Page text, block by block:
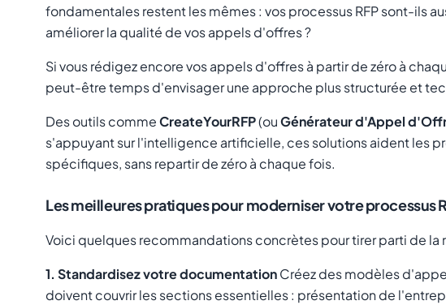
fondamentales restent les mêmes : vos processus RFP sont-ils
améliorer la qualité de vos appels d'offres ?
Si vous rédigez encore vos appels d'offres à partir de zéro à
peut-être temps d'envisager une approche plus structurée et
Des outils commeCreateYourRFP(ouGénérateur d'Appel
s'appuyant sur l'intelligence artificielle, ces solutions aident les
spécifiques, sans repartir de zéro à chaque fois.
Les meilleures pratiques pour moderniser votre processus
Voici quelques recommandations concrètes pour tirer parti de
1. Standardisez votre documentationCréez des modèles
doivent couvrir les sections essentielles : présentation de